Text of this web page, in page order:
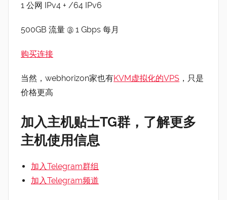
1 公网 IPv4 + /64 IPv6
500GB 流量 @ 1 Gbps 每月
购买连接
当然，webhorizon家也有KVM虚拟化的VPS ，只是
价格更高
加入主机贴士TG群，了解更多
主机使用信息
加入Telegram群组
加入Telegram频道